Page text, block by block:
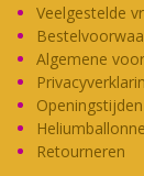
Veelgestelde
Algemene
Retourneren